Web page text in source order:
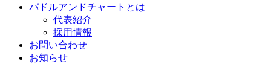
パドルアンドチャートとは
代表紹介
採用情報
お問い合わせ
お知らせ